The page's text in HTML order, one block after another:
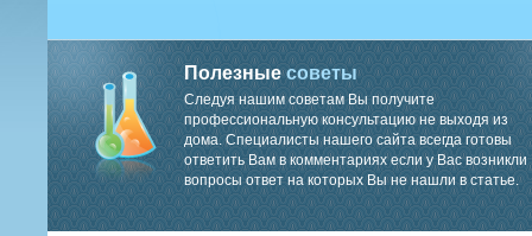
Полезныесоветы
Следуя нашим советам Вы получите
профессиональную консультацию не выходя из
дома. Специалисты нашего сайта всегда готовы
ответить Вам в комментариях если у Вас возникли
вопросы ответ на которых Вы не нашли в статье.